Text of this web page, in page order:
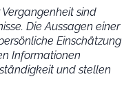
sind
Die Aussagen einer
Einschätzung
Informationen
und stellen